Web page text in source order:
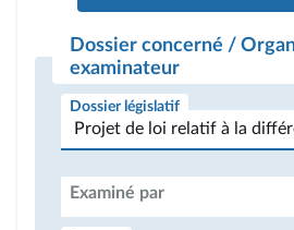
Dossier concerné /
examinateur
Dossier législatif
Examiné par